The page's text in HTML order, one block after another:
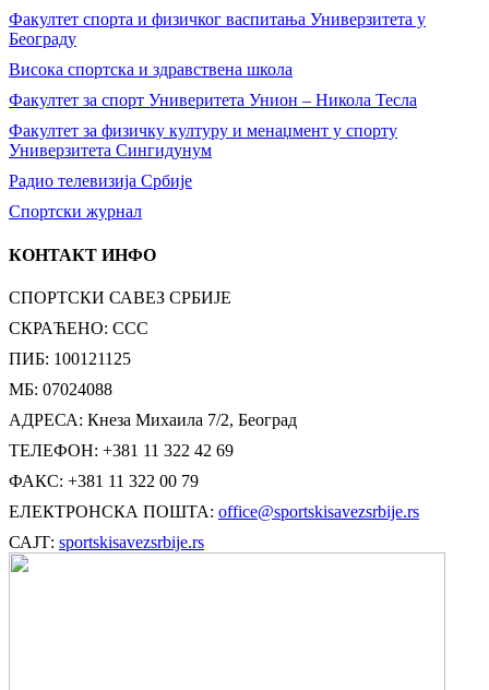
Факултет спорта и физичког васпитања Универзитета у
Београду
Висока спортска и здравствена школа
Факултет за спорт Универитета Унион – Никола Тесла
Факултет за физичку културу и менаџмент у спорту
Универзитета Сингидунум
Радио телевизија Србије
Спортски журнал
КОНТАКТ ИНФО
СПОРТСКИ САВЕЗ СРБИЈЕ
СКРАЋЕНО: ССС
ПИБ: 100121125
МБ: 07024088
АДРЕСА: Кнеза Михаила 7/2, Београд
ТЕЛЕФОН: +381 11 322 42 69
ФАКС: +381 11 322 00 79
ЕЛЕКТРОНСКА ПОШТА: office@sportskisavezsrbije.rs
САЈТ: sportskisavezsrbije.rs